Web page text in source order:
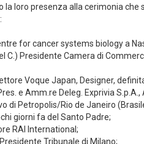
loro presenza alla cerimonia che
for cancer systems biology a
C.) Presidente Camera di
Voque Japan, Designer,
e Amm.re Deleg. Exprivia
di Petropolis/Rio de Janeiro
giorni fa del Santo Padre;
RAI International;
Tribunale di Milano;